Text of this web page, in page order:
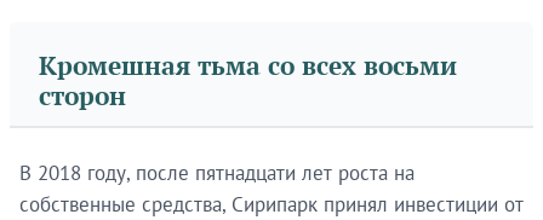
Кромешная тьма со всех восьми
сторон
В 2018 году, после пятнадцати лет роста на
собственные средства, Сирипарк принял инвестиции от